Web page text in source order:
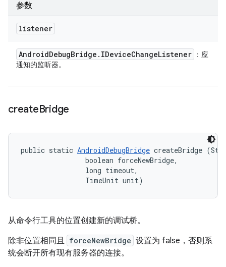
参数
listener
AndroidDebugBridge . IDeviceChangeListener
：应
通知的监听器。
createBridge
public static AndroidDebugBridge createBridge
                boolean forceNewBridge,
                long timeout,
                TimeUnit unit)
从命令行工具的位置创建新的调试桥。
除非位置相同且 forceNewBridge 设置为 false，否则系
统会断开所有现有服务器的连接。